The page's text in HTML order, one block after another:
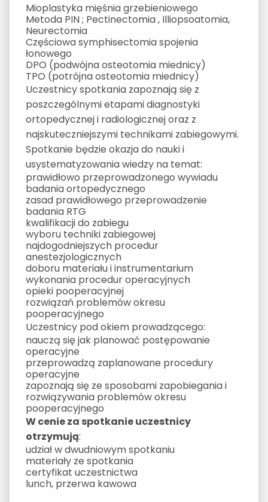
Mioplastyka mięśnia grzebieniowego
Metoda PIN ; Pectinectomia , Illiopsoatomia,
Neurectomia
Częściowa symphisectomia spojenia
łonowego
DPO (podwójna osteotomia miednicy)
TPO (potrójna osteotomia miednicy)
Uczestnicy spotkania zapoznają się z
poszczególnymi etapami diagnostyki
ortopedycznej i radiologicznej oraz z
najskuteczniejszymi technikami zabiegowymi.
Spotkanie będzie okazja do nauki i
usystematyzowania wiedzy na temat:
prawidłowo przeprowadzonego wywiadu
badania ortopedycznego
zasad prawidłowego przeprowadzenie
badania RTG
kwalifikacji do zabiegu
wyboru techniki zabiegowej
najdogodniejszych procedur
anestezjologicznych
doboru materiału i instrumentarium
wykonania procedur operacyjnych
opieki pooperacyjnej
rozwiązań problemów okresu
pooperacyjnego
Uczestnicy pod okiem prowadzącego:
nauczą się jak planować postępowanie
operacyjne
przeprowadzą zaplanowane procedury
operacyjne
zapoznają się ze sposobami zapobiegania i
rozwiązywania problemów okresu
pooperacyjnego
W cenie za spotkanie uczestnicy
otrzymują:
udział w dwudniowym spotkaniu
materiały ze spotkania
certyfikat uczestnictwa
lunch, przerwa kawowa